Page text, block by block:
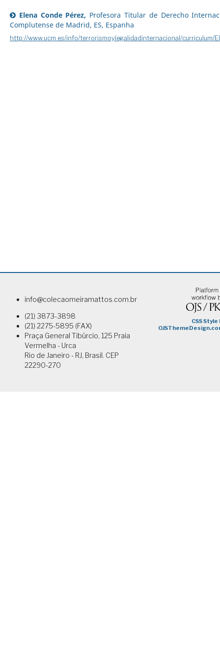
Elena Conde Pérez, Profesora Titular de Derecho
Complutense de Madrid, ES, Espanha
http://www.ucm.es/info/terrorismoylegalidadinternacional/curriculum/
info@colecaomeiramattos.com.br
(21) 3873-3898
(21) 2275-5895 (FAX)
Praça General Tibúrcio, 125 Praia
Vermelha - Urca
Rio de Janeiro - RJ, Brasil. CEP
22290-270